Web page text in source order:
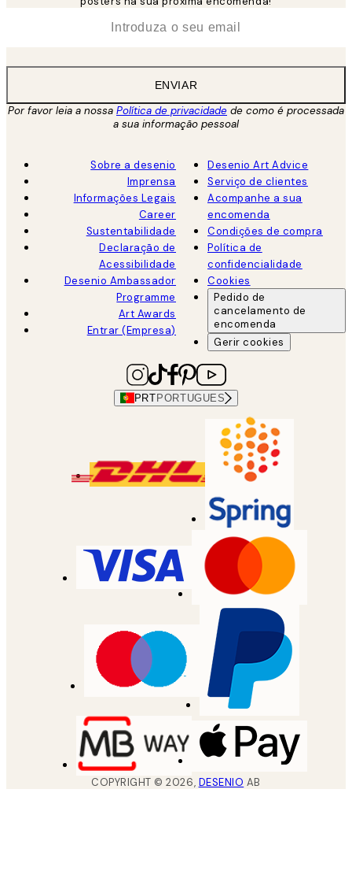
ENVIAR
Por favor leia a nossa Política de privacidade de como é processada
a sua informação pessoal
Sobre a desenio
Imprensa
Informações Legais
Career
Sustentabilidade
Declaração de
Acessibilidade
Desenio Ambassador
Programme
Art Awards
Entrar (Empresa)
Desenio Art Advice
Serviço de clientes
Acompanhe a sua
encomenda
Condições de compra
Política de
confidencialidade
Cookies
Pedido de
cancelamento de
encomenda
Gerir cookies
PRT PORTUGUES
COPYRIGHT ©2026, DESENIO AB